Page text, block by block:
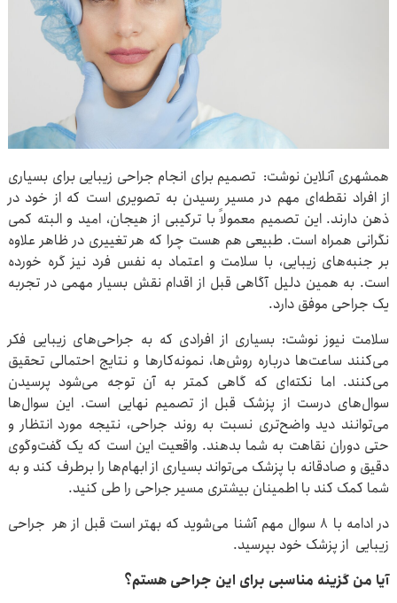
همشهری آنلاین نوشت: تصمیم برای انجام جراحی زیبایی برای بسیاری
از افراد نقطه‌ای مهم در مسیر رسیدن به تصویری است که از خود در
ذهن دارند. این تصمیم معمولاً با ترکیبی از هیجان، امید و البته کمی
نگرانی همراه است. طبیعی هم هست چرا که هر تغییری در ظاهر علاوه
بر جنبه‌های زیبایی، با سلامت و اعتماد به نفس فرد نیز گره خورده
است. به همین دلیل آگاهی قبل از اقدام نقش بسیار مهمی در تجربه
یک جراحی موفق دارد.
سلامت نیوز نوشت: بسیاری از افرادی که به جراحی‌های زیبایی فکر
می‌کنند ساعت‌ها درباره روش‌ها، نمونه‌کارها و نتایج احتمالی تحقیق
می‌کنند. اما نکته‌ای که گاهی کمتر به آن توجه می‌شود پرسیدن
سوال‌های درست از پزشک قبل از تصمیم نهایی است. این سوال‌ها
می‌توانند دید واضح‌تری نسبت به روند جراحی، نتیجه مورد انتظار و
حتی دوران نقاهت به شما بدهند. واقعیت این است که یک گفت‌وگوی
دقیق و صادقانه با پزشک می‌تواند بسیاری از ابهام‌ها را برطرف کند و به
شما کمک کند با اطمینان بیشتری مسیر جراحی را طی کنید.
در ادامه با ۸ سوال مهم آشنا می‌شوید که بهتر است قبل از هر جراحی
زیبایی از پزشک خود بپرسید.
آیا من گزینه مناسبی برای این جراحی هستم؟